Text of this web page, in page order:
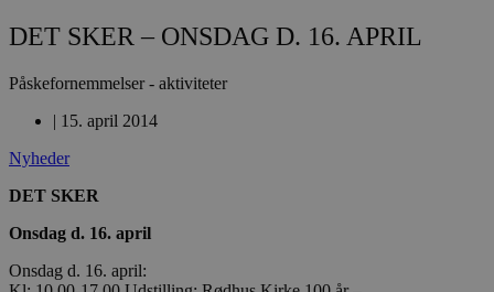
DET SKER – ONSDAG D. 16. APRIL
Påskefornemmelser - aktiviteter
| 15. april 2014
Nyheder
DET SKER
Onsdag d. 16. april
Onsdag d. 16. april: